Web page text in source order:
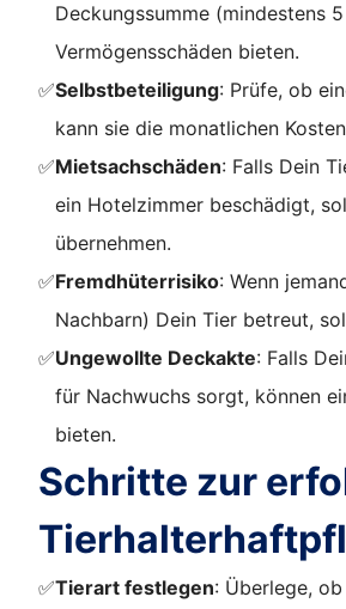
Deckungssumme (mindestens
Vermögensschäden bieten.
✅Selbstbeteiligung: Prüfe, ob
kann sie die monatlichen
✅Mietsachschäden: Falls Dein
ein Hotelzimmer beschädigt,
übernehmen.
✅Fremdhüterrisiko: Wenn
Nachbarn) Dein Tier betreut,
✅Ungewollte Deckakte: Falls
für Nachwuchs sorgt, können
bieten.
Schritte zur
✅Tierart festlegen: Überlege,